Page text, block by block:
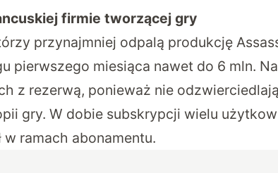
firmie tworzącej gry
przynajmniej odpalą produkcję
pierwszego miesiąca nawet do 6 mln.
z rezerwą, ponieważ nie
gry. W dobie subskrypcji wielu
ramach abonamentu.